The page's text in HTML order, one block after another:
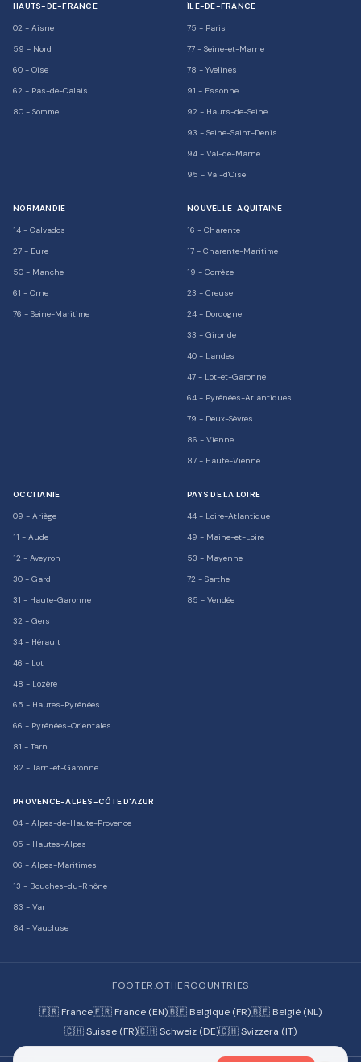
HAUTS-DE-FRANCE
02 - Aisne
59 - Nord
60 - Oise
62 - Pas-de-Calais
80 - Somme
ÎLE-DE-FRANCE
75 - Paris
77 - Seine-et-Marne
78 - Yvelines
91 - Essonne
92 - Hauts-de-Seine
93 - Seine-Saint-Denis
94 - Val-de-Marne
95 - Val-d'Oise
NORMANDIE
14 - Calvados
27 - Eure
50 - Manche
61 - Orne
76 - Seine-Maritime
NOUVELLE-AQUITAINE
16 - Charente
17 - Charente-Maritime
19 - Corrèze
23 - Creuse
24 - Dordogne
33 - Gironde
40 - Landes
47 - Lot-et-Garonne
64 - Pyrénées-Atlantiques
79 - Deux-Sèvres
86 - Vienne
87 - Haute-Vienne
OCCITANIE
09 - Ariège
11 - Aude
12 - Aveyron
30 - Gard
31 - Haute-Garonne
32 - Gers
34 - Hérault
46 - Lot
48 - Lozère
65 - Hautes-Pyrénées
66 - Pyrénées-Orientales
81 - Tarn
82 - Tarn-et-Garonne
PAYS DE LA LOIRE
44 - Loire-Atlantique
49 - Maine-et-Loire
53 - Mayenne
72 - Sarthe
85 - Vendée
PROVENCE-ALPES-CÔTE D'AZUR
04 - Alpes-de-Haute-Provence
05 - Hautes-Alpes
06 - Alpes-Maritimes
13 - Bouches-du-Rhône
83 - Var
84 - Vaucluse
FOOTER.OTHERCOUNTRIES
🇫🇷 France🇫🇷 France (EN)🇧🇪 Belgique (FR)🇧🇪 België (NL)
🇨🇭 Suisse (FR)🇨🇭 Schweiz (DE)🇨🇭 Svizzera (IT)